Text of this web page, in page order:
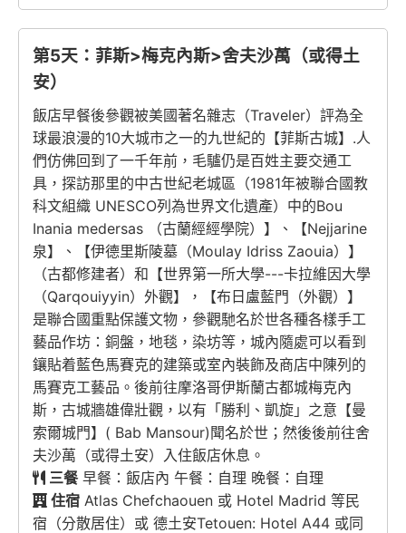
第5天：菲斯>梅克內斯>舍夫沙萬（或得土
安）
飯店早餐後參觀被美國著名雜志（Traveler）評為全
球最浪漫的10大城市之一的九世紀的【菲斯古城】.人
們仿佛回到了一千年前，毛驢仍是百姓主要交通工
具，探訪那里的中古世紀老城區（1981年被聯合國教
科文組織 UNESCO列為世界文化遺產）中的Bou
Inania medersas （古蘭經經學院）】、【Nejjarine
泉】、【伊德里斯陵墓（Moulay Idriss Zaouia）】
（古都修建者）和【世界第一所大學---卡拉維因大學
（Qarqouiyyin）外觀】，【布日盧藍門（外觀）】
是聯合國重點保護文物，參觀馳名於世各種各樣手工
藝品作坊：銅盤，地毯，染坊等，城內隨處可以看到
鑲貼着藍色馬賽克的建築或室內裝飾及商店中陳列的
馬賽克工藝品。後前往摩洛哥伊斯蘭古都城梅克內
斯，古城牆雄偉壯觀，以有「勝利、凱旋」之意【曼
索爾城門】( Bab Mansour)聞名於世；然後後前往舍
夫沙萬（或得土安）入住飯店休息。
三餐早餐：飯店內 午餐：自理 晚餐：自理
住宿 Atlas Chefchaouen 或 Hotel Madrid 等民
宿（分散居住）或 德土安Tetouen: Hotel A44 或同